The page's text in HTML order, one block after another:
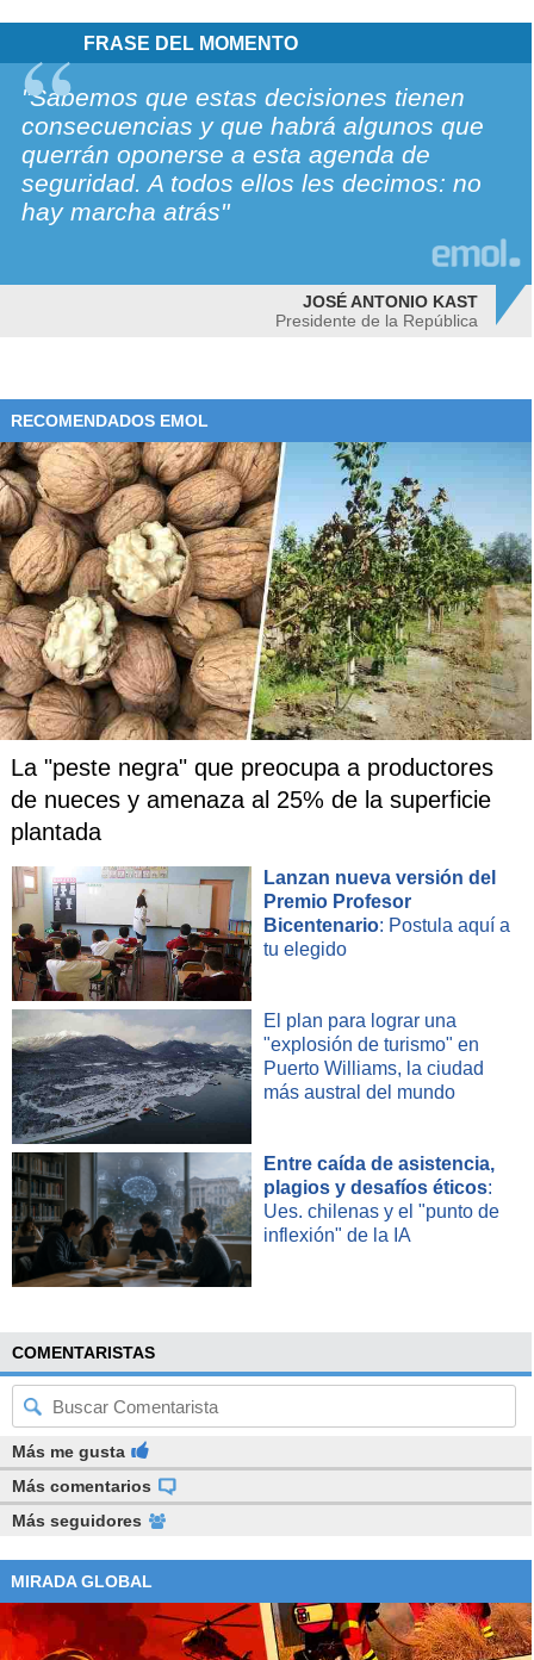
FRASE DEL MOMENTO
"Sabemos que estas decisiones tienen
consecuencias y que habrá algunos que
querrán oponerse a esta agenda de
seguridad. A todos ellos les decimos: no
hay marcha atrás"
JOSÉ ANTONIO KAST
Presidente de la República
RECOMENDADOS EMOL
La "peste negra" que preocupa a productores
de nueces y amenaza al 25% de la superficie
plantada
Lanzan nueva versión del
Premio Profesor
Bicentenario: Postula aquí a
tu elegido
El plan para lograr una
"explosión de turismo" en
Puerto Williams, la ciudad
más austral del mundo
Entre caída de asistencia,
plagios y desafíos éticos:
Ues. chilenas y el "punto de
inflexión" de la IA
COMENTARISTAS
Más me gusta
Más comentarios
Más seguidores
MIRADA GLOBAL